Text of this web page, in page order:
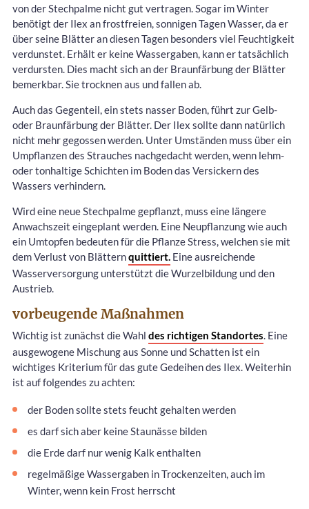
von der Stechpalme nicht gut vertragen. Sogar im Winter
benötigt der Ilex an frostfreien, sonnigen Tagen Wasser, da er
über seine Blätter an diesen Tagen besonders viel Feuchtigkeit
verdunstet. Erhält er keine Wassergaben, kann er tatsächlich
verdursten. Dies macht sich an der Braunfärbung der Blätter
bemerkbar. Sie trocknen aus und fallen ab.
Auch das Gegenteil, ein stets nasser Boden, führt zur Gelb-
oder Braunfärbung der Blätter. Der Ilex sollte dann natürlich
nicht mehr gegossen werden. Unter Umständen muss über ein
Umpflanzen des Strauches nachgedacht werden, wenn lehm-
oder tonhaltige Schichten im Boden das Versickern des
Wassers verhindern.
Wird eine neue Stechpalme gepflanzt, muss eine längere
Anwachszeit eingeplant werden. Eine Neupflanzung wie auch
ein Umtopfen bedeuten für die Pflanze Stress, welchen sie mit
dem Verlust von Blätternquittiert. Eine ausreichende
Wasserversorgung unterstützt die Wurzelbildung und den
Austrieb.
vorbeugende Maßnahmen
Wichtig ist zunächst die Wahl des richtigen Standortes. Eine
ausgewogene Mischung aus Sonne und Schatten ist ein
wichtiges Kriterium für das gute Gedeihen des Ilex. Weiterhin
ist auf folgendes zu achten:
der Boden sollte stets feucht gehalten werden
es darf sich aber keine Staunässe bilden
die Erde darf nur wenig Kalk enthalten
regelmäßige Wassergaben in Trockenzeiten, auch im
Winter, wenn kein Frost herrscht